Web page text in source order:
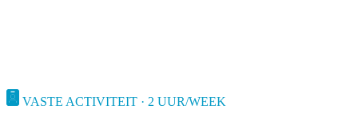
VASTE ACTIVITEIT · 2 UUR/WEEK